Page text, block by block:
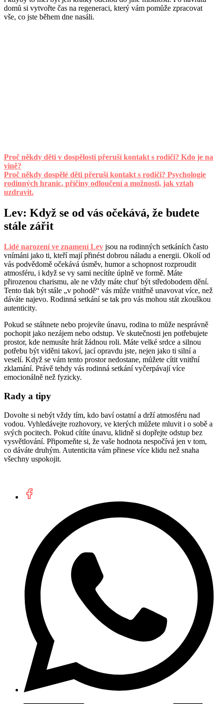
domů si vytvořte čas na regeneraci, který vám pomůže zpracovat
vše, co jste během dne nasáli.
Proč někdy děti v dospělosti přeruší kontakt s rodiči? Kdo je na
vině?
Proč někdy dospělé děti přeruší kontakt s rodiči? Psychologie
rodinných hranic, příčiny odloučení a možnosti, jak vztah
uzdravit.
Lev: Když se od vás očekává, že budete
stále zářit
Lidé narození ve znamení Lev jsou na rodinných setkáních často
vnímáni jako ti, kteří mají přinést dobrou náladu a energii. Okolí od
vás podvědomě očekává úsměv, humor a schopnost rozproudit
atmosféru, i když se vy sami necítíte úplně ve formě. Máte
přirozenou charismu, ale ne vždy máte chuť být středobodem dění.
Tento tlak být stále „v pohodě“ vás může vnitřně unavovat více, než
dáváte najevo. Rodinná setkání se tak pro vás mohou stát zkouškou
autenticity.
Pokud se stáhnete nebo projevíte únavu, rodina to může nesprávně
pochopit jako nezájem nebo odstup. Ve skutečnosti jen potřebujete
prostor, kde nemusíte hrát žádnou roli. Máte velké srdce a silnou
potřebu být viděni takoví, jací opravdu jste, nejen jako ti silní a
veselí. Když se vám tento prostor nedostane, můžete cítit vnitřní
zklamání. Právě tehdy vás rodinná setkání vyčerpávají více
emocionálně než fyzicky.
Rady a tipy
Dovolte si nebýt vždy tím, kdo baví ostatní a drží atmosféru nad
vodou. Vyhledávejte rozhovory, ve kterých můžete mluvit i o sobě a
svých pocitech. Pokud cítíte únavu, klidně si dopřejte odstup bez
vysvětlování. Připomeňte si, že vaše hodnota nespočívá jen v tom,
co dáváte druhým. Autenticita vám přinese více klidu než snaha
všechny uspokojit.